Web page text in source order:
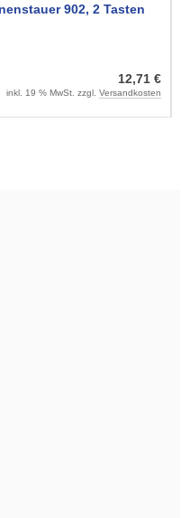
902, 2 Tasten
12,71 €
inkl. 19 % MwSt. zzgl. Versandkosten